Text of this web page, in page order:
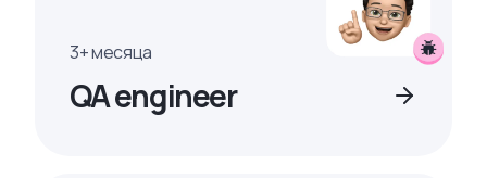
3+ месяца
QA engineer